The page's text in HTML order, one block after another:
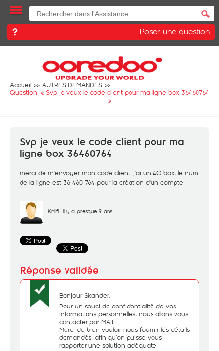
Poser une question
Accueil
AUTRES DEMANDES
Question: « Svp je veux le code client pour ma ligne box 36460764
»
Svp je veux le code client pour ma
ligne box 36460764
merci de m'envoyer mon code client, j'ai un 4G box, le num
de la ligne est 36 460 764 pour la création d'un compte
Khlifi il y a presque 9 ans
Bonjour Skander,
Pour un souci de confidentialité de vos
informations personnelles, nous allons vous
contacter par MAIL.
Merci de bien vouloir nous fournir les détails
demandés, afin qu’on puisse vous
rapporter une solution adéquate.